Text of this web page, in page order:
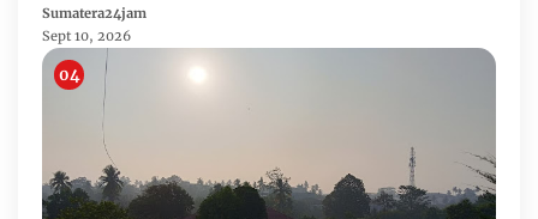
Pernikahan Dini dan Stunting di Desa
Mojo
Sumatera24jam
Sept 10, 2026